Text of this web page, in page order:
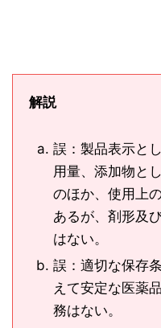
解説
誤：製品表示と
用量、添加物と
のほか、使用上
あるが、剤形及
はない。
誤：適切な保存
えて安定な医薬
務はない。